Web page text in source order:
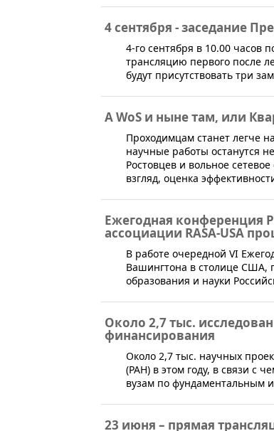
4 сентября - заседание
​4-го сентября в 10.00 часов
трансляцию первого после
будут присутствовать три
А WoS и ныне там, или
​​​Проходимцам станет легче
научные работы останутся
Ростовцев и вольное
взгляд, оценка
Eжегодная конференция
ассоциации RASA-USA
В работе очередной VI
Вашингт​она в столице США,
образования и науки
Около 2,7 тыс.
финансирования
​Около 2,7 тыс. научных
(РАН) в этом году, в связи с
вузам по фундаментальным
23 июня – прямая